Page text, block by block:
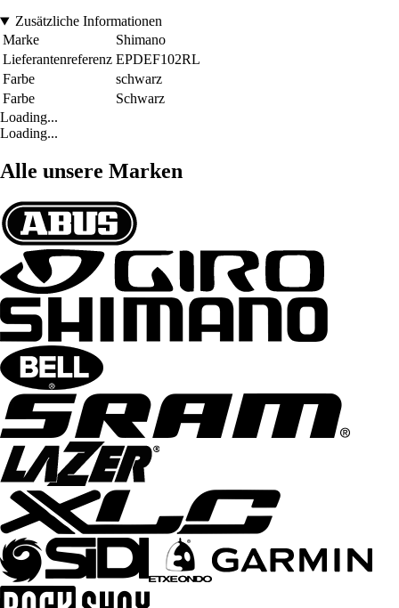
Zusätzliche Informationen
Marke
Shimano
Lieferantenreferenz EPDEF102RL
Farbe
schwarz
Farbe
Schwarz
Loading...
Loading...
Alle unsere Marken